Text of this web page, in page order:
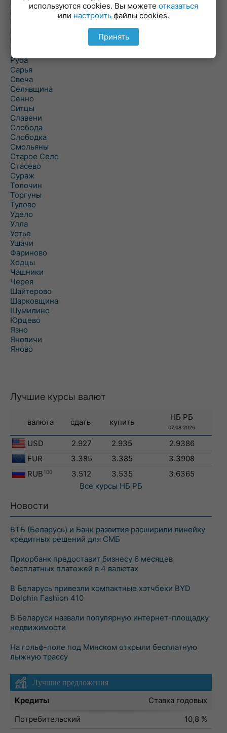
Погоща
Подсвилье
Полоцк
Поставы
Прозороки
Россоны
Руба
Сарья
Свеча
Селявщина
Сенно
Ситцы
Славени
Слобода
Слободка
Смольяны
Старое Село
Стасево
Сураж
Толочин
Торгуны
Тулово
Удело
Улла
Устье
Ушачи
Фариново
Ходцы
Чашники
Черея
Шайтерово
Шарковщина
Шумилино
Юрцево
Язно
Яновичи
Яново
Лучшие курсы валют
валюта сдать купить
НБ РБ
07.08.2026
USD 2.927 2.935
2.9386
EUR
3.385 3.385
3.3908
RUB 100 3.512 3.535
3.6365
Все курсы НБ РБ
Новости
ВТБ (Беларусь) и Банк развития расширили линейку
кредитных решений для СМБ
Приорбанк предоставит бизнесу 6 месяцев
бесплатных платежей в 4 валютах
В Беларусь привезли компактные хэтчбеки BYD
Dolphin Fashion 410
В Беларуси назвали популярную интернет-площадку
недвижимости
На гольф-поле под Минском открыли бесплатную
лыжную трассу
Лучшие предложения
Кредиты
Ставка годовых
Потребительский
10,8 %
используются cookies. Вы можете отказаться
или настроить файлы cookies.
Принять